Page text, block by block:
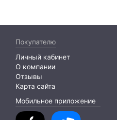
Покупателю
Личный кабинет
О компании
Отзывы
Карта сайта
Мобильное приложение